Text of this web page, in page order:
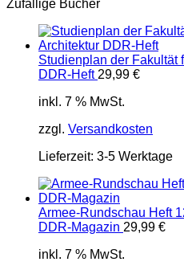
Zufällige Bücher
Studienplan der Fakultät
DDR-Heft 29,99 €
inkl. 7 % MwSt.
zzgl. Versandkosten
Lieferzeit: 3-5 Werktage
Armee-Rundschau Heft
DDR-Magazin 29,99 €
inkl. 7 % MwSt.